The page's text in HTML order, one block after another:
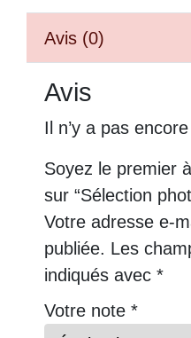
Avis (0)
Avis
Il n’y a pas encore
Soyez le premier
sur “Sélection
Votre adresse e-
publiée. Les
indiqués avec *
Votre note *